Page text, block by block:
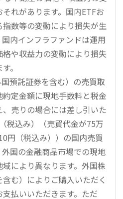
れがあります。国内ETFお
数等の変動により損失が生
内インフラファンドは運用
や収益力の変動により損失
。
預託証券を含む）の売買取
定金額に現地手数料と税金
売りの場合には差し引いた
税込み）（売買代金が75万
円（税込み））の国内売買
国の金融商品市場での現地
により異なります。外国株
む）によりご購入いただく
払いいただきます。ただ